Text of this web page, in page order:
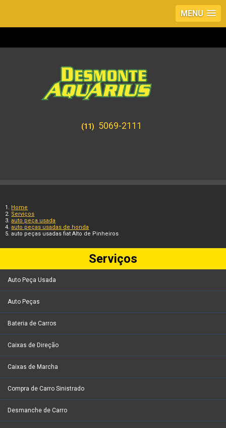
MENU
(11) 5069-2111
Home
Serviços
auto peça usada
auto peças usadas de honda
auto peças usadas fiat Alto de Pinheiros
Serviços
Auto Peça Usada
Auto Peças
Bateria de Carros
Caixas de Direção
Caixas de Marcha
Compra de Carro Sinistrado
Desmanche de Carro